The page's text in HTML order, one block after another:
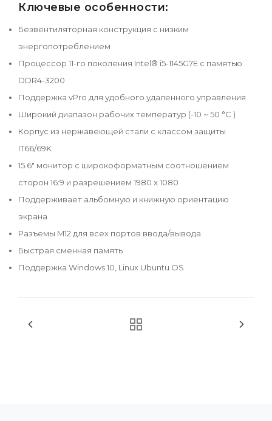
Ключевые особенности:
Безвентиляторная конструкция с низким
энергопотреблением
Процессор 11-го поколения Intel® i5-1145G7E с памятью
DDR4-3200
Поддержка vPro для удобного удаленного управления
Широкий диапазон рабочих температур (-10 ~ 50 °C )
Корпус из нержавеющей стали с классом защиты
IT66/69K
15.6" монитор с широкоформатным соотношением
сторон 16:9 и разрешением 1980 x 1080
Поддерживает альбомную и книжную ориентацию
экрана
Разъемы M12 для всех портов ввода/вывода
Быстрая сменная память
Поддержка Windows 10, Linux Ubuntu OS